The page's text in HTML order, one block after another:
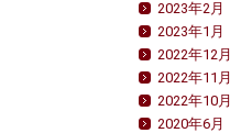
2023年2月
2023年1月
2022年12月
2022年11月
2022年10月
2020年6月